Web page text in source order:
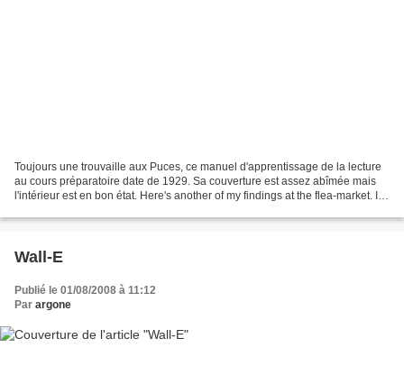
Toujours une trouvaille aux Puces, ce manuel d'apprentissage de la lecture
au cours préparatoire date de 1929. Sa couverture est assez abîmée mais
l'intérieur est en bon état. Here's another of my findings at the flea-market. It's
Wall-E
Publié le 01/08/2008 à 11:12
Par argone